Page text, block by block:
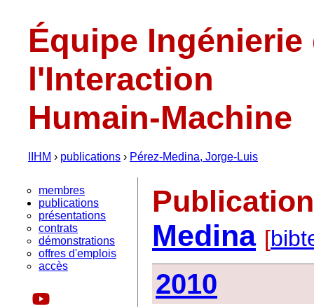
Équipe Ingénierie
l'Interaction
Humain-Machine
IIHM › publications › Pérez-Medina, Jorge-Luis
membres
publications
présentations
contrats
démonstrations
offres d'emplois
accès
Medina [
2010